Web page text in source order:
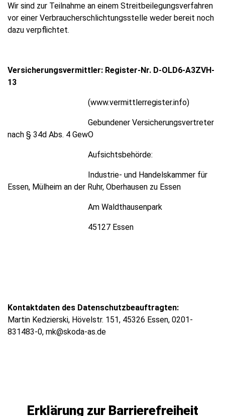
Wir sind zur Teilnahme an einem Streitbeilegungsverfahren
vor einer Verbraucherschlichtungsstelle weder bereit noch
dazu verpflichtet.
Versicherungsvermittler: Register-Nr. D-OLD6-A3ZVH-
13
(www.vermittlerregister.info)
Gebundener Versicherungsvertreter
nach § 34d Abs. 4 GewO
Aufsichtsbehörde:
Industrie- und Handelskammer für
Essen, Mülheim an der Ruhr, Oberhausen zu Essen
Am Waldthausenpark
45127 Essen
Kontaktdaten des Datenschutzbeauftragten:
Martin Kedzierski, Hövelstr. 151, 45326 Essen, 0201-
831483-0, mk@skoda-as.de
Erklärung zur Barrierefreiheit